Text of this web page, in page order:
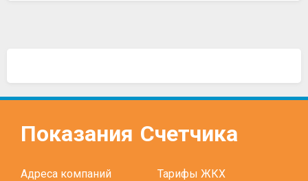
Показания Счетчика
Адреса компаний
Тарифы ЖКХ